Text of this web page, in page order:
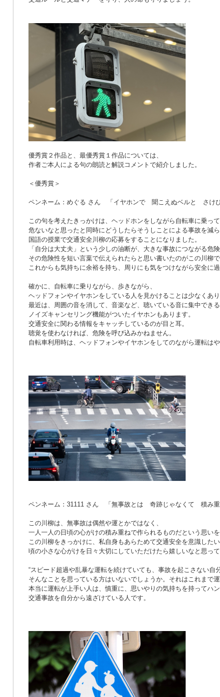
優秀賞２作品と、最優秀賞１作品については、
作者ご本人による句の朗読と解説コメントで紹介しました。
＜優秀賞＞
ペンネーム：めぐる さん 「イヤホンで 聞こえぬベルと さけ
この句を考えたきっかけは、ヘッドホンをしながら自転車に乗っ
危ないなと思ったと同時にどうしたらそうしことによる事故を減
国語の授業で交通安全川柳の応募をすることになりました。
「自分は大丈夫」という少しの油断が、大きな事故につながる危
その危険性を短い言葉で伝えられたらと思い書いたのがこの川柳
これからも気持ちに余裕を持ち、周りにも気をつけながら安全に
確かに、自転車に乗りながら、歩きながら、
ヘッドフォンやイヤホンをしている人を見かけることは少なくあ
最近は、周囲の音を消して、音楽など、聴いている音に集中できる
ノイズキャンセリング機能がついたイヤホンもあります。
交通安全に関わる情報をキャッチしているのが目と耳。
聴覚を使わなければ、危険を呼び込みかねません。
自転車利用時は、ヘッドフォンやイヤホンをしてのながら運転は
ペンネーム：31111 さん 「無事故とは 奇跡じゃなくて 積み
この川柳は、無事故は偶然や運とかではなく、
一人一人の日頃の心がけの積み重ねで作られるものだという思い
この川柳をきっかけに、私自身もあらためて交通安全を意識した
頃の小さな心がけを日々大切にしていただけたら嬉しいなと思っ
“スピード超過や乱暴な運転を続けていても、事故を起こさない自
そんなことを思っている方はいないでしょうか。それはこれまで
本当に運転が上手い人は、慎重に、思いやりの気持ちを持ってハ
交通事故を自分から遠ざけている人です。